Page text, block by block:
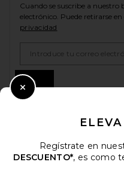
Cuando se suscribe a
electrónico. Puede retirarse
privacidad
Regístrate en
DESCUENTO*, es como
Close Modal